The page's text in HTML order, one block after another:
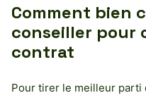
Comment bien
conseiller pour
contrat
Pour tirer le meilleur parti